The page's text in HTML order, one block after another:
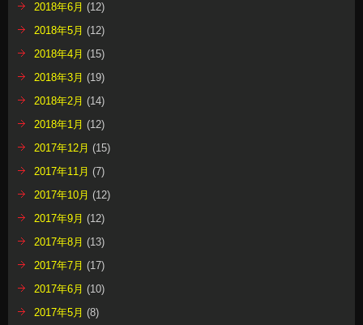
2018年6月 (12)
2018年5月 (12)
2018年4月 (15)
2018年3月 (19)
2018年2月 (14)
2018年1月 (12)
2017年12月 (15)
2017年11月 (7)
2017年10月 (12)
2017年9月 (12)
2017年8月 (13)
2017年7月 (17)
2017年6月 (10)
2017年5月 (8)